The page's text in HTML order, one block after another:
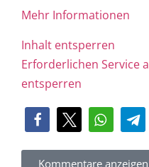
Mehr Informationen
Inhalt entsperren
Erforderlichen Service
entsperren
Kommentare anzeigen